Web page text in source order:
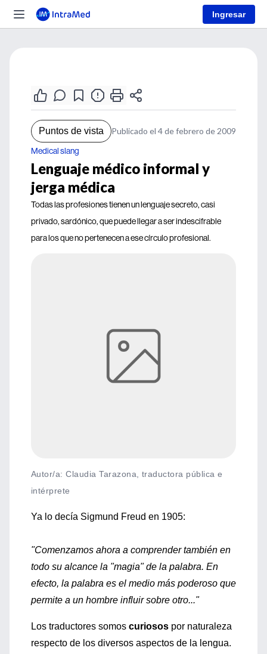
Ingresar
Puntos de vista Publicado el 4 de febrero de 2009
Medical slang
Lenguaje médico informal y
jerga médica
Todas las profesiones tienen un lenguaje secreto, casi
privado, sardónico, que puede llegar a ser indescifrable
para los que no pertenecen a ese círculo profesional.
Autor/a: Claudia Tarazona, traductora pública e
intérprete
Ya lo decía Sigmund Freud en 1905:
"Comenzamos ahora a comprender también en
todo su alcance la "magia" de la palabra. En
efecto, la palabra es el medio más poderoso que
permite a un hombre influir sobre otro..."
Los traductores somos curiosos por naturaleza
respecto de los diversos aspectos de la lengua.